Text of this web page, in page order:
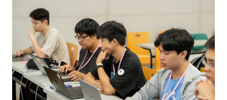
加總起來就無法達到超低延遲的標準，這需要很強的技術掌控
力。」Kevin 說。 另一個挑戰則在於，由於各大終端裝置原廠
（如Apple、Google）雖然有提供低延遲串流相對應的規範，但
並未說明實際的執行細節，因此串流技術業者只能自己摸索。 受
限於技術瓶頸，目前大多數的直播串流服務，只能在延遲、直播
規模和影像品質三者間取捨。例如，常見的視訊會議軟體，像是
Zoom、Google Meet，雖然延遲相對低，但參與人數上...
HackMD 12 OpenEverest HackMD 13 WordPress Taiwan
Community HackMD 14 OSPN (Open Source People
Network) Japan HackMD 15 GolangTW HackMD 16
opencocon distribution HackMD 17 Open Culture
Foundation HackMD 18 GDG TW (Google Developers
Groups Taiwan) HackMD 19 FediDev KR & FediLUG (Japan)
HackMD 20 Blockchain and Distributed Ledger HackMD 21